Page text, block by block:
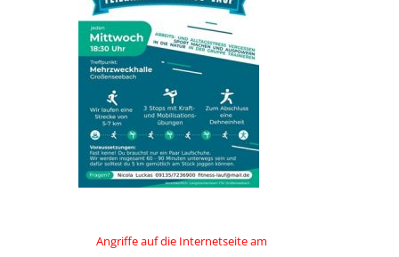
Angriffe auf die Internetseite am